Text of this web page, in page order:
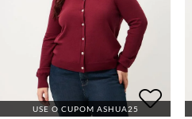
USE O CUPOM ASHUA25